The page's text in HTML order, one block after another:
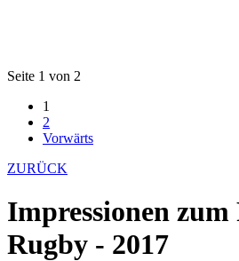
Seite 1 von 2
1
2
Vorwärts
ZURÜCK
Impressionen
Rugby - 2017